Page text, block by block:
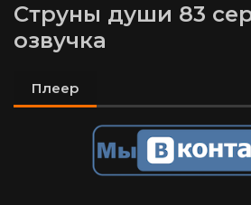
Струны души 83
озвучка
Плеер